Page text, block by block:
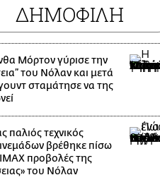
ΔΗΜΟΦΙΛΗ
Μόρτον γύρισε την
του Νόλαν και μετά
σταμάτησε να της
παλιός τεχνικός
βρέθηκε πίσω
προβολές της
του Νόλαν